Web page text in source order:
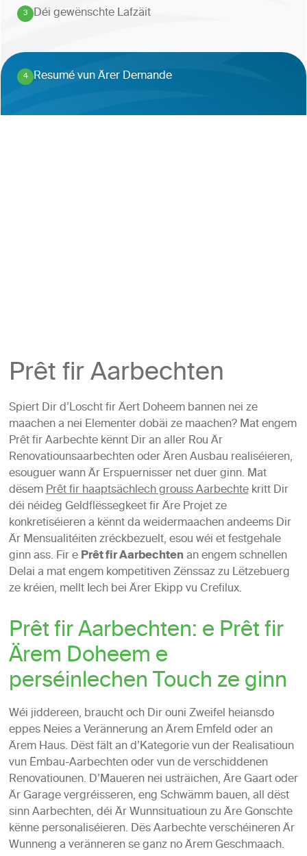
3
. Déi gewënschte Lafzäit
4
. Resumé vun Ärer Demande
Prêt fir Aarbechten
Spiert Dir d’Loscht fir Äert Doheem bannen nei ze
maachen a nei Elementer dobäi ze maachen? Mat engem
Prêt fir Aarbechte kënnt Dir an aller Rou Är
Renovatiounsaarbechten oder Ären Ausbau realiséieren,
esouguer wann Är Erspuernisser net duer ginn. Mat
dësemPrêt fir haaptsächlech grouss Aarbechtekritt Dir
déi néideg Geldflëssegkeet fir Äre Projet ze
konkretiséieren a kënnt da weidermaachen andeems Dir
Är Mensualitéiten zréckbezuelt, esou wéi et festgehale
ginn ass. Fir ePrêt fir Aarbechtenan engem schnellen
Delai a mat engem kompetitiven Zënssaz zu Lëtzebuerg
ze kréien, mellt Iech bei Ärer Ekipp vu Crefilux.
Prêt fir Aarbechten: e Prêt fir
Ärem Doheem e
perséinlechen Touch ze ginn
Wéi jiddereen, braucht och Dir ouni Zweifel heiansdo
eppes Neies a Verännerung an Ärem Ëmfeld oder an
Ärem Haus. Dëst fält an d’Kategorie vun der Realisatioun
vun Ëmbau-Aarbechten oder vun de verschiddenen
Renovatiounen. D’Maueren nei usträichen, Äre Gaart oder
Är Garage vergréisseren, eng Schwämm bauen, all dëst
sinn Aarbechten, déi Är Wunnsituatioun zu Äre Gonschte
kënne personaliséieren. Dës Aarbechte verschéineren Är
Wunneng a veränneren se ganz no Ärem Geschmaach.